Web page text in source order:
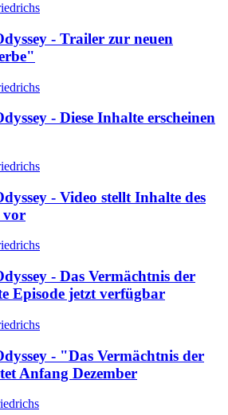
- Trailer zur neuen
- Diese Inhalte erscheinen
- Video stellt Inhalte des
vor
- Das Vermächtnis der
Episode jetzt verfügbar
- "Das Vermächtnis der
Anfang Dezember